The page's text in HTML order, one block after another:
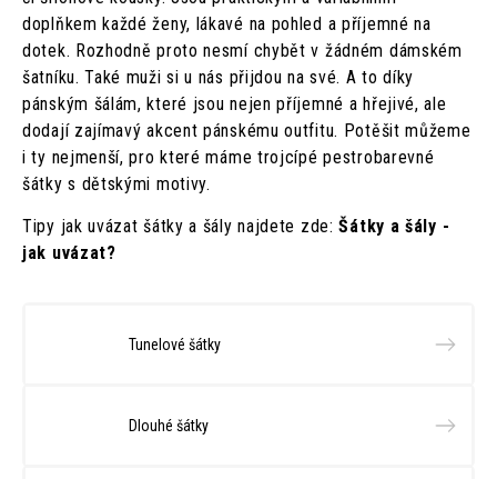
doplňkem každé ženy, lákavé na pohled a příjemné na
dotek. Rozhodně proto nesmí chybět v žádném dámském
šatníku. Také muži si u nás přijdou na své. A to díky
pánským šálám, které jsou nejen příjemné a hřejivé, ale
dodají zajímavý akcent pánskému outfitu. Potěšit můžeme
i ty nejmenší, pro které máme trojcípé pestrobarevné
šátky s dětskými motivy.
Tipy jak uvázat šátky a šály najdete zde:Šátky a šály -
jak uvázat?
Tunelové šátky
Dlouhé šátky